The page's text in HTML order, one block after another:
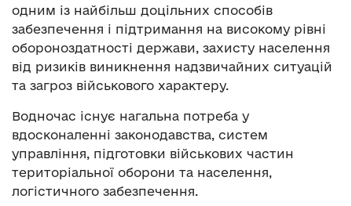
одним із найбільш доцільних способів
забезпечення і підтримання на високому рівні
обороноздатності держави, захисту населення
від ризиків виникнення надзвичайних ситуацій
та загроз військового характеру.
Водночас існує нагальна потреба у
вдосконаленні законодавства, систем
управління, підготовки військових частин
територіальної оборони та населення,
логістичного забезпечення.